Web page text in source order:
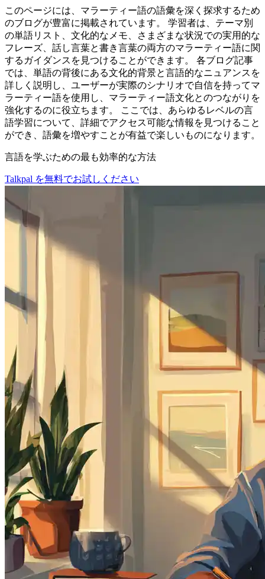
このページには、マラーティー語の語彙を深く探求するため
のブログが豊富に掲載されています。 学習者は、テーマ別
の単語リスト、文化的なメモ、さまざまな状況での実用的な
フレーズ、話し言葉と書き言葉の両方のマラーティー語に関
するガイダンスを見つけることができます。 各ブログ記事
では、単語の背後にある文化的背景と言語的なニュアンスを
詳しく説明し、ユーザーが実際のシナリオで自信を持ってマ
ラーティー語を使用し、マラーティー語文化とのつながりを
強化するのに役立ちます。 ここでは、あらゆるレベルの言
語学習について、詳細でアクセス可能な情報を見つけること
ができ、語彙を増やすことが有益で楽しいものになります。
言語を学ぶための最も効率的な方法
Talkpal を無料でお試しください